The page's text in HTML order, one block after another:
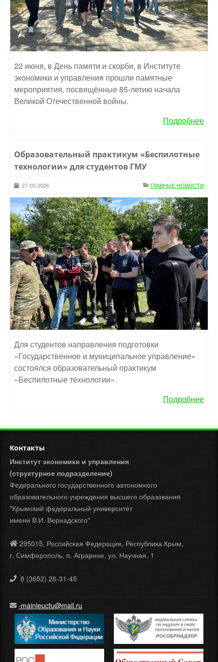
22 июня, в День памяти и скорби, в Институте
экономики и управления прошли памятные
мероприятия, посвящённые 85-летию начала
Великой Отечественной войны.
Подробнее
Образовательный практикум «Беспилотные
технологии» для студентов ГМУ
27-05-2026 ГЛАВНЫЕ НОВОСТИ
Для студентов направления подготовки
«Государственное и муниципальное управление»
состоялся образовательный практикум
«Беспилотные технологии».
Подробнее
Контакты
Институт экономики и управления
(структурное подразделение)
Федерального государственного автономного
образовательного учреждения высшего образования
"Крымский федеральный университет
имени В.И. Вернадского"
295015, Российская Федерация, Республика Крым,
г. Симферополь, п. Аграрное, ул. Научная, 1
8 (3652) 26-31-45
-mainieucfu@mail.ru